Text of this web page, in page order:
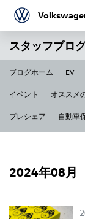
スタッフブロ
ブログホーム EV
イベント オススメ
プレシェア 自動車
2024年08月